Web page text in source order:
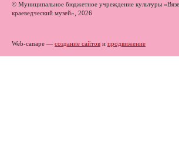
© Муниципальное бюджетное учреждение культуры
краеведческий музей», 2026
Web-canape — создание сайтов и продвижение